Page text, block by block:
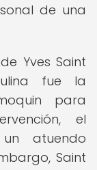
de una
Yves Saint
fue la
para
el
atuendo
Saint